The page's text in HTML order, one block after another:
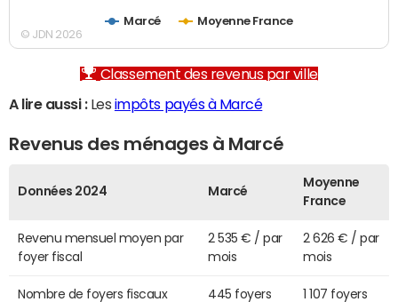
Marcé Moyenne France
© JDN 2026
Classement des revenus par ville
A lire aussi :Les impôts payés à Marcé
Revenus des ménages à Marcé
Données 2024 Marcé
Moyenne
France
Revenu mensuel moyen par
foyer fiscal
2 535 € / par
mois
2 626 € / par
mois
Nombre de foyers fiscaux 445 foyers 1 107 foyers